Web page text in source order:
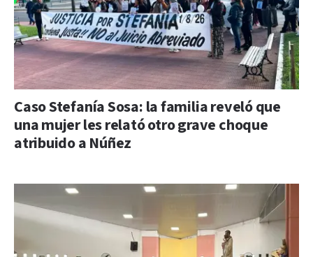
Caso Stefanía Sosa: la familia reveló que
una mujer les relató otro grave choque
atribuido a Núñez